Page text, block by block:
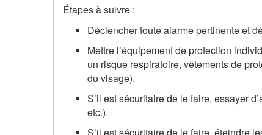
Étapes à suivre :
Déclencher toute alarme pertinente et
Mettre l’équipement de protection
un risque respiratoire, vêtements de
du visage).
S’il est sécuritaire de le faire, essayer
etc.).